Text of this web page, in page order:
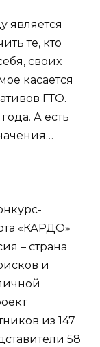
является
те, кто
своих
касается
ГТО.
А есть
«КАРДО»
– страна
и
из 147
58